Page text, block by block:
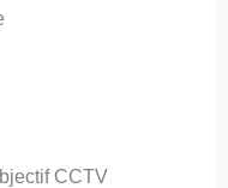
CCTV